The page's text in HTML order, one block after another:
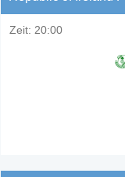
Zeit: 20:00